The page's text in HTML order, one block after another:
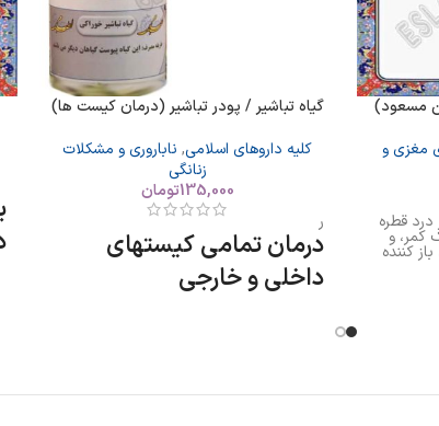
مسعود)
مغزی و
قطره
کمر، و
کننده
گیاه تباشیر / پودر تباشیر (درمان کیست ها)
کلیه داروهای اسلامی, ناباروری و مشکلات
زنانگی
135,000تومان
ر
درمان تمامی کیستهای
داخلی و خارجی